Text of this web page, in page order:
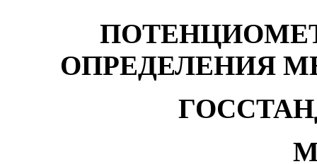
ОПРЕДЕЛЕНИЯ